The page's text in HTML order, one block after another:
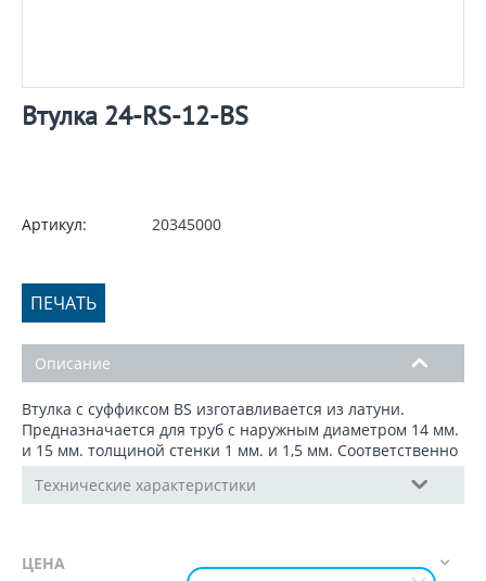
Втулка 24-RS-12-BS
Артикул: 20345000
ПЕЧАТЬ
Описание
Втулка с суффиксом BS изготавливается из латуни.
Предназначается для труб с наружным диаметром 14 мм.
и 15 мм. толщиной стенки 1 мм. и 1,5 мм. Соответственно
Технические характеристики
ЦЕНА